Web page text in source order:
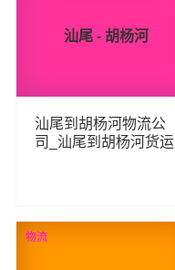
汕尾 - 胡杨河
汕尾到胡杨河物流公
司_汕尾到胡杨河货运
259 查看详细
物流